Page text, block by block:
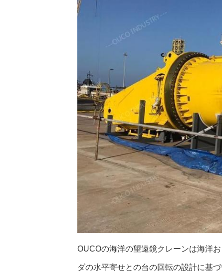
OUCOの海洋の望遠鏡クレーンは海洋
ダの水平寄せとの台の回転の設計に基